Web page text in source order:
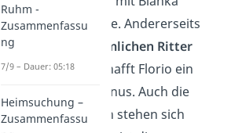
verkuppeln möchte. Andererseits
gibt es den
unheimlichen Ritter
Donati. Der verschafft Florio ein
Treffen mit der Venus. Auch die
weiblichen Figuren stehen sich
Ruhm -
Zusammenfassu
ng
7/9 – Dauer: 05:18
Heimsuchung –
Zusammenfassu